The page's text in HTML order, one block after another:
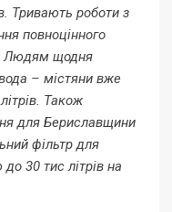
Тривають роботи з
повноцінного
Людям щодня
– містяни вже
Також
для Бериславщини
фільтр для
30 тис літрів на